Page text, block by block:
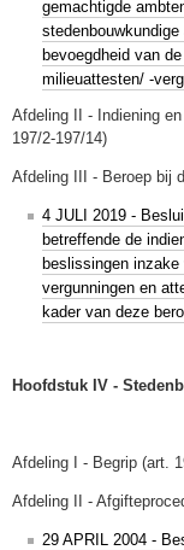
gemachtigde
bevoegdheid van
milieuattesten/ -
Afdeling II - Indiening
197/2-197/14)
Afdeling III - Beroep bij
4 JULI 2019 -
betreffende de
beslissingen inzake
vergunningen en
kader van deze
Hoofdstuk IV -
Afdeling I - Begrip (art.
Afdeling II -
29 APRIL 2004 -